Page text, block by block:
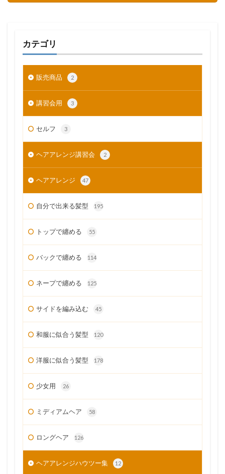
カテゴリ
販売商品 2
講習会用 3
セルフ 3
ヘアアレンジ講習会 2
ヘアアレンジ 47
自分で出来る髪型 195
トップで纏める 55
バックで纏める 114
ネープで纏める 125
サイドを編み込む 45
和服に似合う髪型 120
洋服に似合う髪型 178
少女用 26
ミディアムヘア 58
ロングヘア 126
ヘアアレンジハウツー集 12